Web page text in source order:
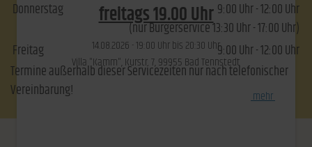
freitags 19.00 Uhr
14.​08.​2026 -19:00 Uhr bis 20:30 Uhr
Villa "Kamm", Kurstr. 7, 99955 Bad Tennstedt
mehr
Donnerstag
9:00 Uhr - 12:00 Uhr
(nur Bürgerservice 13:30 Uhr - 17:00 Uhr)
Freitag
9:00 Uhr - 12:00 Uhr
Termine außerhalb dieser Servicezeiten nur nach telefonischer
Vereinbarung!